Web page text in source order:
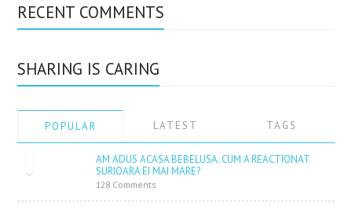
RECENT COMMENTS
SHARING IS CARING
POPULAR LATEST TAGS
AM ADUS ACASA BEBELUSA. CUM A REACTIONAT
SURIOARA EI MAI MARE?
128 Comments